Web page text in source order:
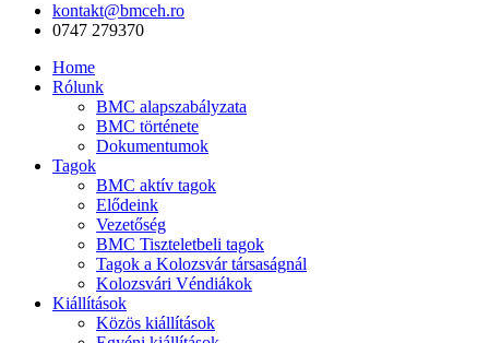
kontakt@bmceh.ro
0747 279370
Home
Rólunk
BMC alapszabályzata
BMC története
Dokumentumok
Tagok
BMC aktív tagok
Elődeink
Vezetőség
BMC Tiszteletbeli tagok
Tagok a Kolozsvár társaságnál
Kolozsvári Véndiákok
Kiállítások
Közös kiállítások